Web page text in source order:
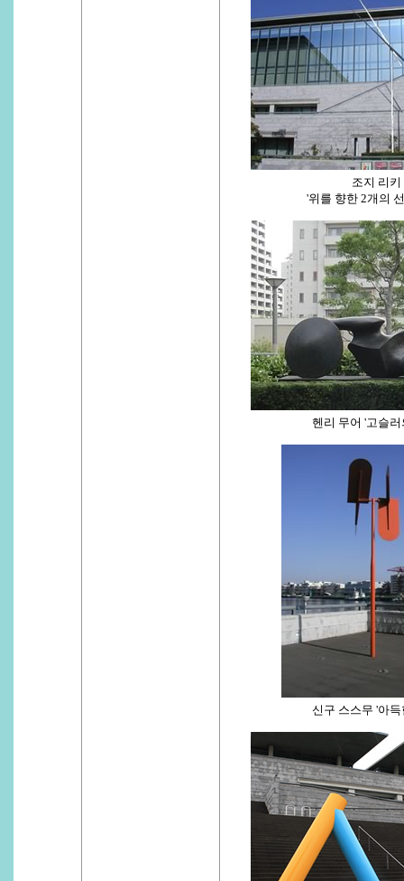
조지 리키
'위를 향한 2개의
헨리 무어 '고슬러
신구 스스무 '아득